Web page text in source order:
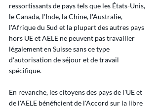
ressortissants de pays tels que les États-Unis,
le Canada, l'Inde, la Chine, l'Australie,
l'Afrique du Sud et la plupart des autres pays
hors UE et AELE ne peuvent pas travailler
légalement en Suisse sans ce type
d'autorisation de séjour et de travail
spécifique.
En revanche, les citoyens des pays de l'UE et
de l'AELE bénéficient de l'Accord sur la libre